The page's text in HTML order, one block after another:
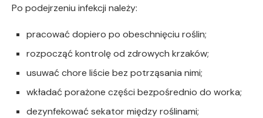
Po podejrzeniu infekcji należy:
pracować dopiero po obeschnięciu roślin;
rozpocząć kontrolę od zdrowych krzaków;
usuwać chore liście bez potrząsania nimi;
wkładać porażone części bezpośrednio do worka;
dezynfekować sekator między roślinami;